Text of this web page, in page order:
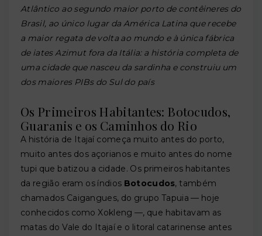
Atlântico ao segundo maior porto de contêineres do
Brasil, ao único lugar da América Latina que recebe
a maior regata de volta ao mundo e à única fábrica
de iates Azimut fora da Itália: a história completa de
uma cidade que nasceu da sardinha e construiu um
dos maiores PIBs do Sul do país
Os Primeiros Habitantes: Botocudos,
Guaranis e os Caminhos do Rio
A história de Itajaí começa muito antes do porto,
muito antes dos açorianos e muito antes do nome
tupi que batizou a cidade. Os primeiros habitantes
da região eram os índios Botocudos, também
chamados Caigangues, do grupo Tapuia — hoje
conhecidos como Xokleng —, que habitavam as
matas do Vale do Itajaí e o litoral catarinense antes